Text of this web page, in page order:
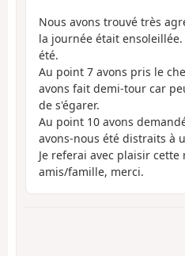
Nous avons trouvé très
la journée était
été.
Au point 7 avons pris le
avons fait demi-tour car
de s'égarer.
Au point 10 avons
avons-nous été distraits à
Je referai avec plaisir cette
amis/famille, merci.